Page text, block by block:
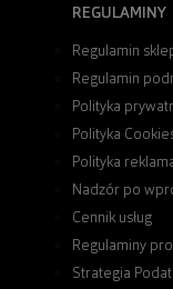
REGULAMINY
Regulamin
Regulamin
Polityka
Polityka
Polityka
Nadzór po
Cennik usług
Regulaminy
Strategia